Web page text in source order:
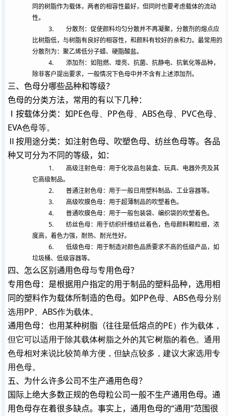
同的树脂作为载体，两者的相容性最好，但同时也要考虑载体的流动
性。
3.
分散剂：促使颜料均匀分散并不再凝聚，分散剂的熔点应
比树脂低，与树脂有良好的相容性，和颜料有较好的亲和力。最常用的
分散剂为：聚乙烯低分子蜡、硬脂酸盐。
4.
添加剂：如阻燃、增亮、抗菌、抗静电、抗氧化等品种，
除非客户提出要求，一般情况下色母中并不含有上述添加剂。
三、色母分哪些品种和等级？
色母的分类方法，常用的有以下几种：
Ⅰ按载体分类：如PE色母、PP色母、ABS色母、PVC色母、
EVA色母等。
Ⅱ按用途分类：如注射色母、吹塑色母、纺丝色母等。各品
种又可分为不同的等级，如：
1.
高级注射色母：用于化妆品包装盒、玩具、电器外壳及其
它高级制品。
2. 普通注射色母：用于一般日用塑料制品、工业容器等。
3. 高级吹膜色母：用于超薄制品的吹塑着色。
4. 普通吹膜色母：用于一般包装袋、编织袋的吹塑着色。
5.
纺丝色母：用于纺织纤维纺丝着色，色母颜料颗粒细，浓
度高，着色力强，耐热、耐光性好。
6.
低级色母：用于制造对颜色品质要求不高的低级产品，如
垃圾桶、低级容器等。
四、怎么区别通用色母与专用色母？
专用色母：是根据用户指定的用于制品的塑料品种，选用相
同的塑料作为载体所制造的色母。如PP色母、ABS色母分别
选用PP、ABS作为载体。
通用色母：也用某种树脂（往往是低熔点的PE）作为载体，
但它可以适用于除其载体树脂之外的其它树脂的着色。通用
色母相对来说比较简单方便，但缺点较多，建议大家选用专
用色母。
五、为什么许多公司不生产通用色母？
国际上绝大多数正规的色母粒公司一般不生产通用色母。通
用色母存在着很多缺点。事实上，通用色母的“通用”范围很